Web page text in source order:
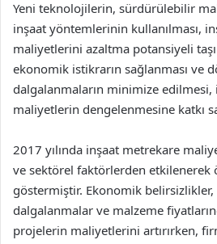
Yeni teknolojilerin, sürdürülebilir
inşaat yöntemlerinin kullanılması,
maliyetlerini azaltma potansiyeli
ekonomik istikrarın sağlanması ve
dalgalanmaların minimize
maliyetlerin dengelenmesine katkı
2017 yılında inşaat metrekare
ve sektörel faktörlerden
göstermiştir. Ekonomik belirsizlikler,
dalgalanmalar ve malzeme
projelerin maliyetlerini artırırken,